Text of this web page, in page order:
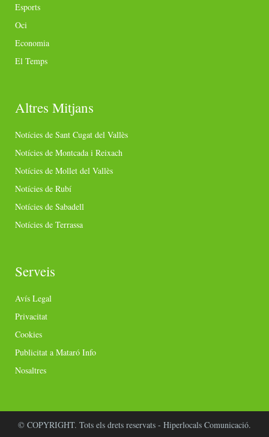
Esports
Oci
Economia
El Temps
Altres Mitjans
Notícies de Sant Cugat del Vallès
Notícies de Montcada i Reixach
Notícies de Mollet del Vallès
Notícies de Rubí
Notícies de Sabadell
Notícies de Terrassa
Serveis
Avís Legal
Privacitat
Cookies
Publicitat a Mataró Info
Nosaltres
© COPYRIGHT. Tots els drets reservats - Hiperlocals Comunicació.